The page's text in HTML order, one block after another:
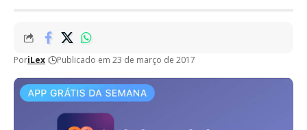
PoriLex Publicado em 23 de março de 2017